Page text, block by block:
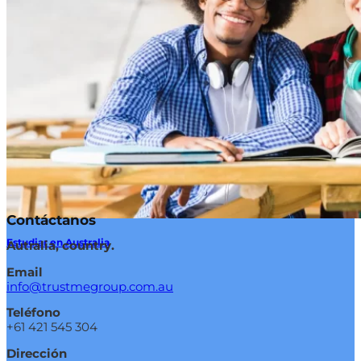
Estudiar en Australia
Contáctanos
Autralia, country.
Email
info@trustmegroup.com.au
Teléfono
+61 421 545 304
Dirección